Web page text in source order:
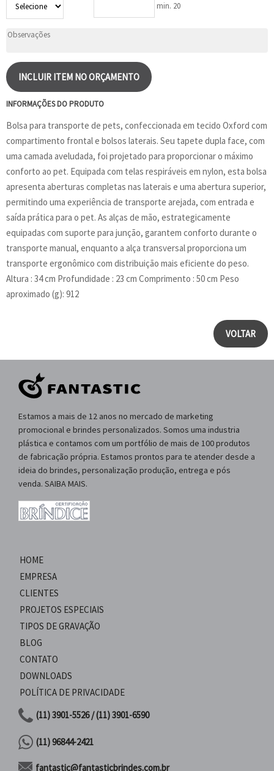
min. 20
INCLUIR ITEM NO ORÇAMENTO
INFORMAÇÕES DO PRODUTO
Bolsa para transporte de pets, confeccionada em tecido Oxford com
compartimento frontal e bolsos laterais. Seu tapete dupla face, com
uma camada aveludada, foi projetado para proporcionar o máximo
conforto ao pet. Equipada com telas respiráveis em nylon, esta bolsa
apresenta aberturas completas nas laterais e uma abertura superior,
permitindo uma experiência de transporte arejada, com entrada e
saída prática para o pet. As alças de mão, estrategicamente
equipadas com suporte para junção, garantem conforto durante o
transporte manual, enquanto a alça transversal proporciona um
transporte ergonômico com distribuição mais eficiente do peso.
Altura : 34 cm Profundidade : 23 cm Comprimento : 50 cm Peso
aproximado (g): 912
VOLTAR
Estamos a mais de 12 anos no mercado de marketing
promocional e brindes personalizados. Somos uma industria
plástica e contamos com um portfólio de mais de 100 produtos
de fabricação própria. Estamos prontos para te atender desde a
ideia do brindes, personalização produção, entrega e pós
venda. SAIBA MAIS.
HOME
EMPRESA
CLIENTES
PROJETOS ESPECIAIS
TIPOS DE GRAVAÇÃO
BLOG
CONTATO
DOWNLOADS
POLÍTICA DE PRIVACIDADE
(11) 3901-5526 / (11) 3901-6590
(11) 96844-2421
fantastic@fantasticbrindes.com.br